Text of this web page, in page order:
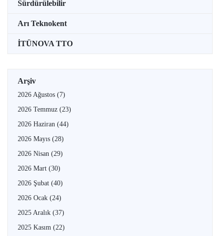
Sürdürülebilir
Arı Teknokent
İTÜNOVA TTO
Arşiv
2026 Ağustos (7)
2026 Temmuz (23)
2026 Haziran (44)
2026 Mayıs (28)
2026 Nisan (29)
2026 Mart (30)
2026 Şubat (40)
2026 Ocak (24)
2025 Aralık (37)
2025 Kasım (22)